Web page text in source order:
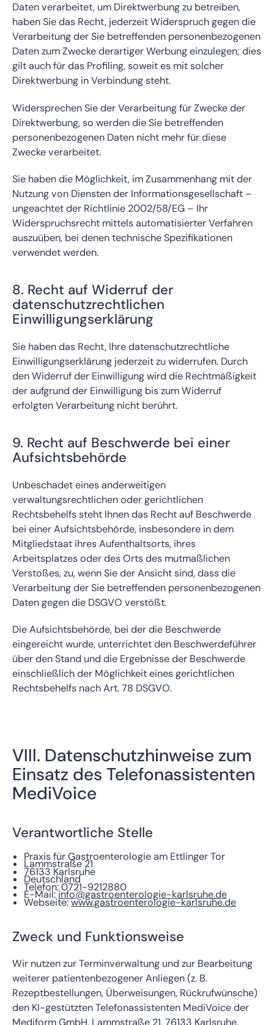
Daten verarbeitet, um Direktwerbung zu betreiben,
haben Sie das Recht, jederzeit Widerspruch gegen die
Verarbeitung der Sie betreffenden personenbezogenen
Daten zum Zwecke derartiger Werbung einzulegen; dies
gilt auch für das Profiling, soweit es mit solcher
Direktwerbung in Verbindung steht.
Widersprechen Sie der Verarbeitung für Zwecke der
Direktwerbung, so werden die Sie betreffenden
personenbezogenen Daten nicht mehr für diese
Zwecke verarbeitet.
Sie haben die Möglichkeit, im Zusammenhang mit der
Nutzung von Diensten der Informationsgesellschaft –
ungeachtet der Richtlinie 2002/58/EG – Ihr
Widerspruchsrecht mittels automatisierter Verfahren
auszuüben, bei denen technische Spezifikationen
verwendet werden.
8. Recht auf Widerruf der
datenschutzrechtlichen
Einwilligungserklärung
Sie haben das Recht, Ihre datenschutzrechtliche
Einwilligungserklärung jederzeit zu widerrufen. Durch
den Widerruf der Einwilligung wird die Rechtmäßigkeit
der aufgrund der Einwilligung bis zum Widerruf
erfolgten Verarbeitung nicht berührt.
9. Recht auf Beschwerde bei einer
Aufsichtsbehörde
Unbeschadet eines anderweitigen
verwaltungsrechtlichen oder gerichtlichen
Rechtsbehelfs steht Ihnen das Recht auf Beschwerde
bei einer Aufsichtsbehörde, insbesondere in dem
Mitgliedstaat ihres Aufenthaltsorts, ihres
Arbeitsplatzes oder des Orts des mutmaßlichen
Verstoßes, zu, wenn Sie der Ansicht sind, dass die
Verarbeitung der Sie betreffenden personenbezogenen
Daten gegen die DSGVO verstößt.
Die Aufsichtsbehörde, bei der die Beschwerde
eingereicht wurde, unterrichtet den Beschwerdeführer
über den Stand und die Ergebnisse der Beschwerde
einschließlich der Möglichkeit eines gerichtlichen
Rechtsbehelfs nach Art. 78 DSGVO.
VIII. Datenschutzhinweise zum
Einsatz des Telefonassistenten
MediVoice
Verantwortliche Stelle
Praxis für Gastroenterologie am Ettlinger Tor
Lammstraße 21
76133 Karlsruhe
Deutschland
Telefon: 0721-9212880
E-Mail:info@gastroenterologie-karlsruhe.de
Webseite:www.gastroenterologie-karlsruhe.de
Zweck und Funktionsweise
Wir nutzen zur Terminverwaltung und zur Bearbeitung
weiterer patientenbezogener Anliegen (z. B.
Rezeptbestellungen, Überweisungen, Rückrufwünsche)
den KI-gestützten Telefonassistenten MediVoice der
Mediform GmbH, Lammstraße 21, 76133 Karlsruhe.